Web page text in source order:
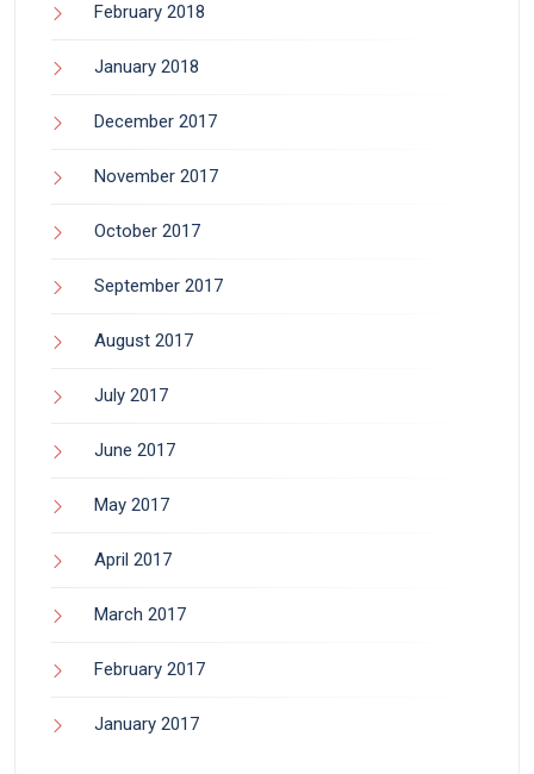
February 2018
January 2018
December 2017
November 2017
October 2017
September 2017
August 2017
July 2017
June 2017
May 2017
April 2017
March 2017
February 2017
January 2017